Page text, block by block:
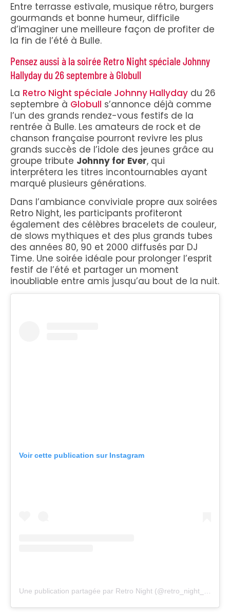
Entre terrasse estivale, musique rétro, burgers
gourmands et bonne humeur, difficile
d’imaginer une meilleure façon de profiter de
la fin de l’été à Bulle.
Pensez aussi à la soirée Retro Night spéciale Johnny
Hallyday du 26 septembre à Globull
La Retro Night spéciale Johnny Hallyday du 26
septembre à Globull s’annonce déjà comme
l’un des grands rendez-vous festifs de la
rentrée à Bulle. Les amateurs de rock et de
chanson française pourront revivre les plus
grands succès de l’idole des jeunes grâce au
groupe tribute Johnny for Ever, qui
interprétera les titres incontournables ayant
marqué plusieurs générations.
Dans l’ambiance conviviale propre aux soirées
Retro Night, les participants profiteront
également des célèbres bracelets de couleur,
de slows mythiques et des plus grands tubes
des années 80, 90 et 2000 diffusés par DJ
Time. Une soirée idéale pour prolonger l’esprit
festif de l’été et partager un moment
inoubliable entre amis jusqu’au bout de la nuit.
Voir cette publication sur Instagram